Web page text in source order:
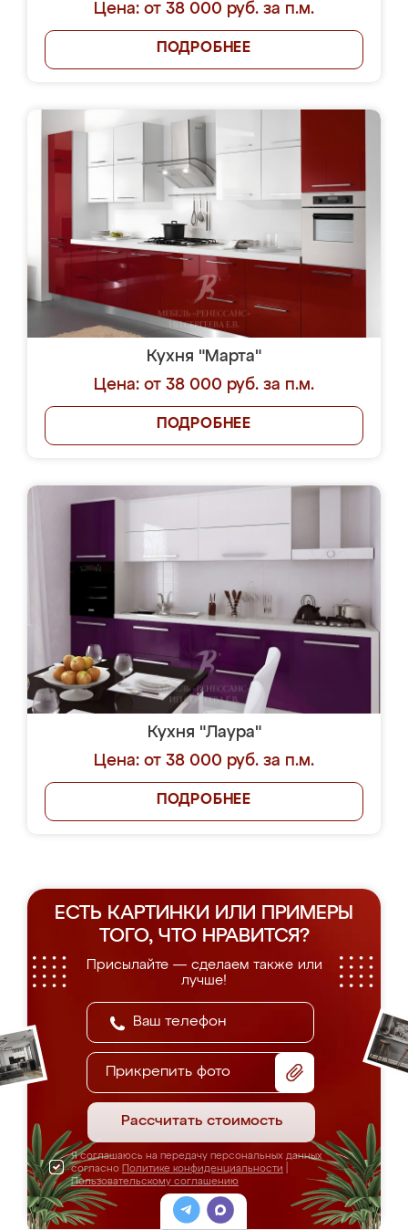
Цена: от 38 000 руб. за п.м.
ПОДРОБНЕЕ
Кухня "Марта"
Цена: от 38 000 руб. за п.м.
ПОДРОБНЕЕ
Кухня "Лаура"
Цена: от 38 000 руб. за п.м.
ПОДРОБНЕЕ
ЕСТЬ КАРТИНКИ ИЛИ ПРИМЕРЫ
ТОГО, ЧТО НРАВИТСЯ?
Присылайте — сделаем также или
лучше!
Прикрепить фото
Рассчитать стоимость
Я соглашаюсь на передачу персональных данных
согласно Политике конфиденциальности
Пользовательскому соглашению